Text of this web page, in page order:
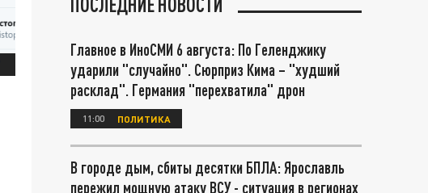
Главное в ИноСМИ 6 августа: По Геленджику
ударили "случайно". Сюрприз Кима – "худший
расклад". Германия "перехватила" дрон
11:00 ПОЛИТИКА
В городе дым, сбиты десятки БПЛА: Ярославль
пережил мощную атаку ВСУ - ситуация в регионах